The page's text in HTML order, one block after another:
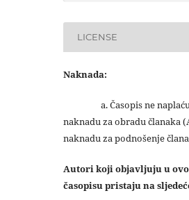
LICENSE
Naknada:
a. Časopis ne
naknadu za obradu članaka
naknadu za podnošenje
Autori koji objavljuju u
časopisu pristaju na